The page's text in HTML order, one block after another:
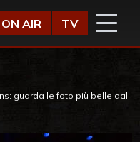
ON AIR TV
guarda le foto più belle dal